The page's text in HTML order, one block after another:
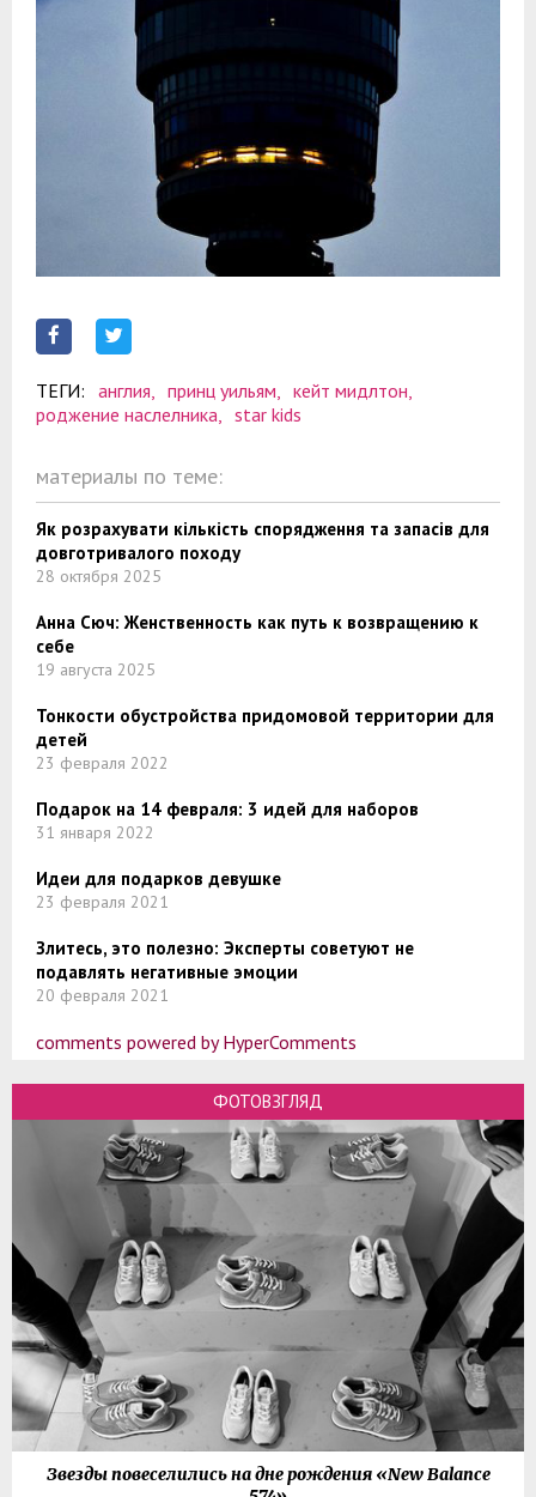
ТЕГИ: англия, принц уильям,
кейт мидлтон,
роджение наслелника,
star kids
материалы по теме:
Як розрахувати кількість спорядження та запасів для
довготривалого походу
28 октября 2025
Анна Сюч: Женственность как путь к возвращению к
себе
19 августа 2025
Тонкости обустройства придомовой территории для
детей
23 февраля 2022
Подарок на 14 февраля: 3 идей для наборов
31 января 2022
Идеи для подарков девушке
23 февраля 2021
Злитесь, это полезно: Эксперты советуют не
подавлять негативные эмоции
20 февраля 2021
comments powered by HyperComments
ФОТОВЗГЛЯД
Звезды повеселились на дне рождения «New Balance